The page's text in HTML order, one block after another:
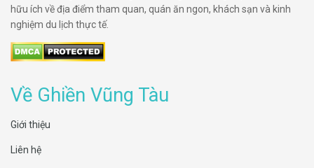
hữu ích về địa điểm tham quan, quán ăn ngon, khách sạn và kinh
nghiệm du lịch thực tế.
Về Ghiền Vũng Tàu
Giới thiệu
Liên hệ